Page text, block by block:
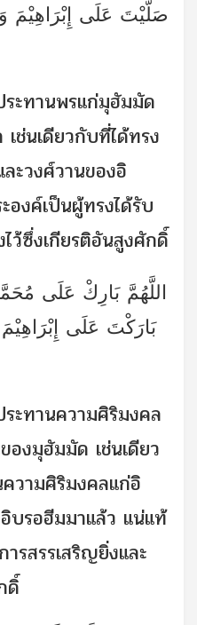
صَلَّيْتَ عَلَى إِبْرَاهِيْمَ
ะทานพรแก่มุฮัมมัด
ช่นเดียวกับที่ได้ทรง
ะวงศ์วานของอิ
งค์เป็นผู้ทรงได้รับ
ว้ซึ่งเกียรติอันสูงศักดิ์
اللَّهُمَّ بَارِكْ عَلَى
بَارَكْتَ عَلَى
ะทานความศิริมงคล
งมุฮัมมัด เช่นเดียว
วามศิริมงคลแก่อิ
บรอฮีมมาแล้ว แน่แท้
รสรรเสริญยิ่งและ
ดิ์